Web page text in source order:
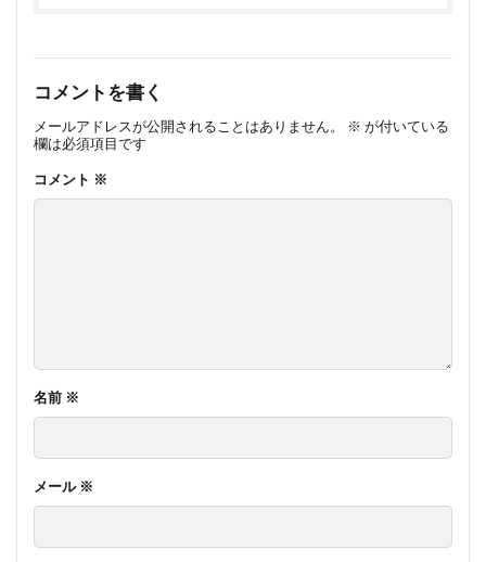
コメントを書く
メールアドレスが公開されることはありません。 ※ が付いている
欄は必須項目です
コメント ※
名前 ※
メール ※